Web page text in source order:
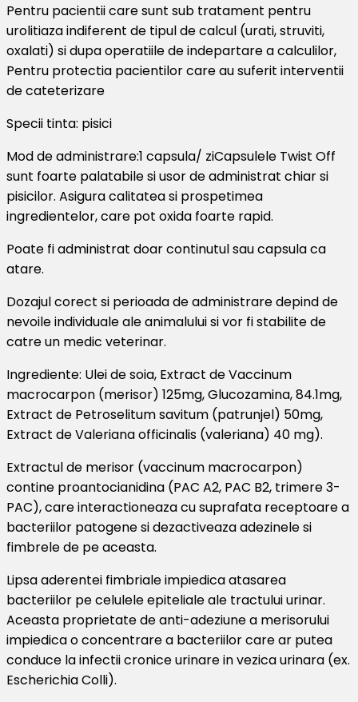
Pentru pacientii care sunt sub tratament pentru
urolitiaza indiferent de tipul de calcul (urati, struviti,
oxalati) si dupa operatiile de indepartare a calculilor,
Pentru protectia pacientilor care au suferit interventii
de cateterizare
Specii tinta: pisici
Mod de administrare:1 capsula/ ziCapsulele Twist Off
sunt foarte palatabile si usor de administrat chiar si
pisicilor. Asigura calitatea si prospetimea
ingredientelor, care pot oxida foarte rapid.
Poate fi administrat doar continutul sau capsula ca
atare.
Dozajul corect si perioada de administrare depind de
nevoile individuale ale animalului si vor fi stabilite de
catre un medic veterinar.
Ingrediente: Ulei de soia, Extract de Vaccinum
macrocarpon (merisor) 125mg, Glucozamina, 84.1mg,
Extract de Petroselitum savitum (patrunjel) 50mg,
Extract de Valeriana officinalis (valeriana) 40 mg).
Extractul de merisor (vaccinum macrocarpon)
contine proantocianidina (PAC A2, PAC B2, trimere 3-
PAC), care interactioneaza cu suprafata receptoare a
bacteriilor patogene si dezactiveaza adezinele si
fimbrele de pe aceasta.
Lipsa aderentei fimbriale impiedica atasarea
bacteriilor pe celulele epiteliale ale tractului urinar.
Aceasta proprietate de anti-adeziune a merisorului
impiedica o concentrare a bacteriilor care ar putea
conduce la infectii cronice urinare in vezica urinara (ex.
Escherichia Colli).